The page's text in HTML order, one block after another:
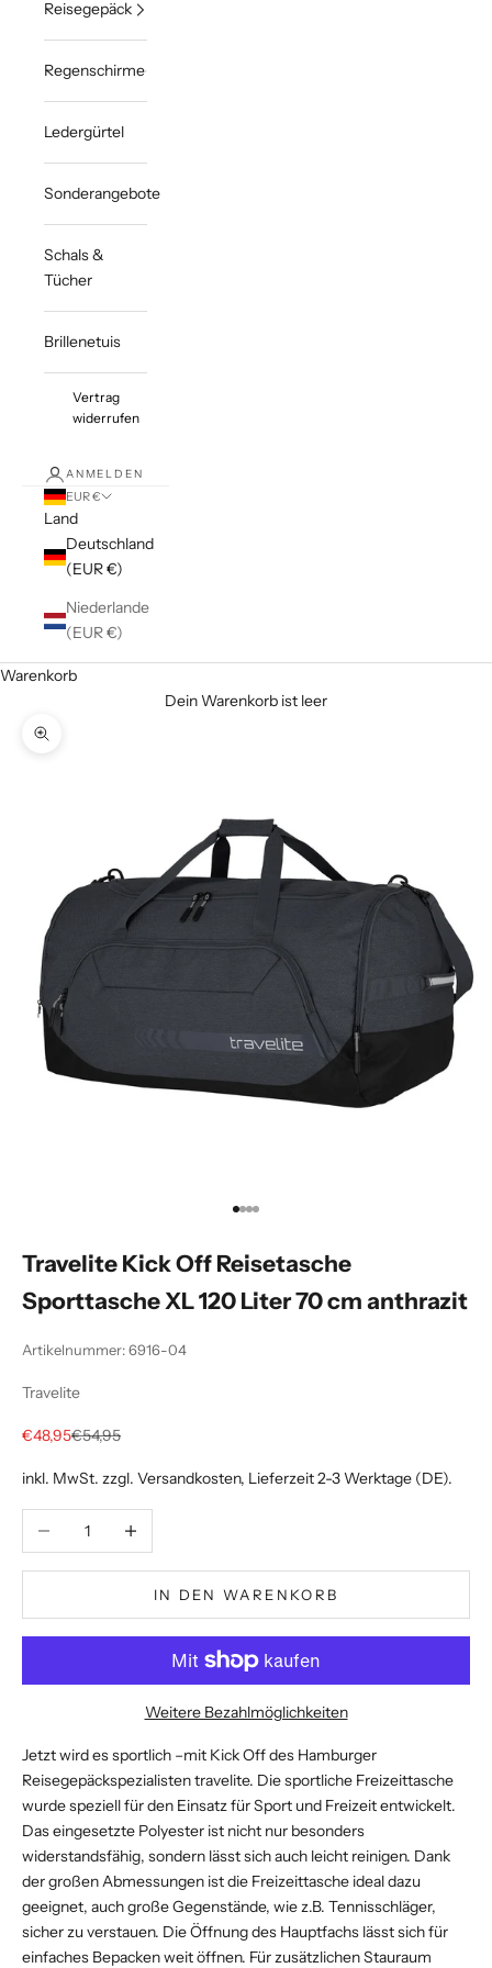
Reisegepäck
Regenschirme
Ledergürtel
Sonderangebote
Schals &
Tücher
Brillenetuis
Vertrag
widerrufen
ANMELDEN
EUR €
Land
Deutschland
(EUR €)
Niederlande
(EUR €)
Warenkorb
Dein Warenkorb ist leer
Bild vergrößern
Gehe zu Element 1
Gehe zu Element 2
Gehe zu Element 3
Gehe zu Element 4
Travelite Kick Off Reisetasche
Sporttasche XL 120 Liter 70 cm anthrazit
Artikelnummer: 6916-04
Travelite
Angebot
€48,95Regulärer Preis
€54,95
inkl. MwSt. zzgl. Versandkosten, Lieferzeit 2-3 Werktage (DE).
Anzahl verringernAnzahl erhöhen
IN DEN WARENKORB
Weitere Bezahlmöglichkeiten
Jetzt wird es sportlich –mit Kick Off des Hamburger
Reisegepäckspezialisten travelite. Die sportliche Freizeittasche
wurde speziell für den Einsatz für Sport und Freizeit entwickelt.
Das eingesetzte Polyester ist nicht nur besonders
widerstandsfähig, sondern lässt sich auch leicht reinigen. Dank
der großen Abmessungen ist die Freizeittasche ideal dazu
geeignet, auch große Gegenstände, wie z.B. Tennisschläger,
sicher zu verstauen. Die Öffnung des Hauptfachs lässt sich für
einfaches Bepacken weit öffnen. Für zusätzlichen Stauraum